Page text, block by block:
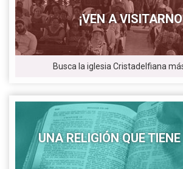
¡VEN A
Busca la iglesia Cristadelfiana
UNA RELIGIÓN QUE